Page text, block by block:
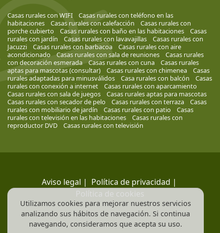
Casas rurales con WIFI
Casas rurales con teléfono en las
habitaciones
Casas rurales con calefacción
Casas rurales con
porche cubierto
Casas rurales con baño en las habitaciones
Casas
rurales con jardín
Casas rurales con lavavajillas
Casas rurales con
Jacuzzi
Casas rurales con barbacoa
Casas rurales con aire
acondicionado
Casas rurales con sala de reuniones
Casas rurales
con decoración esmerada
Casas rurales con cuna
Casas rurales
aptas para mascotas (consultar)
Casas rurales con chimenea
Casas
rurales adaptadas para minusválidos
Casa rurales con balcón
Casas
rurales con conexión a internet
Casas rurales con aparcamiento
Casas rurales con sala de juegos
Casas rurales aptas para mascotas
Casas rurales con secador de pelo
Casas rurales con terraza
Casas
rurales con mobiliario de jardín
Casas rurales con patio
Casas
rurales con televisión en las habitaciones
Casas rurales con
reproductor DVD
Casas rurales con televisión
Aviso legal | Política de privacidad |
Política de cookies
Utilizamos cookies para mejorar nuestros servicios
analizando sus hábitos de navegación. Si continua
navegando, consideramos que acepta su uso.